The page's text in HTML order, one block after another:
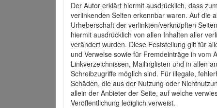
Der Autor erklärt hiermit ausdrücklich, dass
verlinkenden Seiten erkennbar waren. Auf die
Urheberschaft der verlinkten/verknüpften
hiermit ausdrücklich von allen Inhalten aller
verändert wurden. Diese Feststellung gilt für
und Verweise sowie für Fremdeinträge in vom
Linkverzeichnissen, Mailinglisten und in allen
Schreibzugriffe möglich sind. Für illegale,
Schäden, die aus der Nutzung oder
allein der Anbieter der Seite, auf welche
Veröffentlichung lediglich verweist.